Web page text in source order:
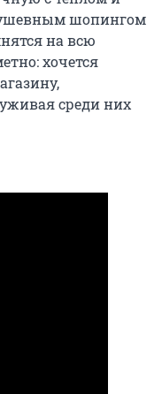
шопингом
на всю
хочется
среди них